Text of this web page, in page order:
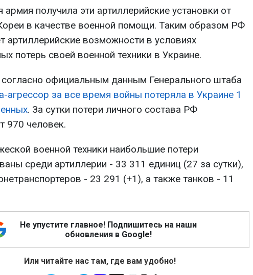
армия получила эти артиллерийские установки от
в качестве военной помощи. Таким образом РФ
артиллерийские возможности в условиях
потерь своей военной техники в Украине.
официальным данным Генерального штаба
агрессор за все время войны потеряла в Украине 1
. За сутки потери личного состава РФ
970 человек.
военной техники наибольшие потери
среди артиллерии - 33 311 единиц (27 за сутки),
- 23 291 (+1), а также танков - 11
Не упустите главное! Подпишитесь на наши
обновления в Google!
Или читайте нас там, где вам удобно!